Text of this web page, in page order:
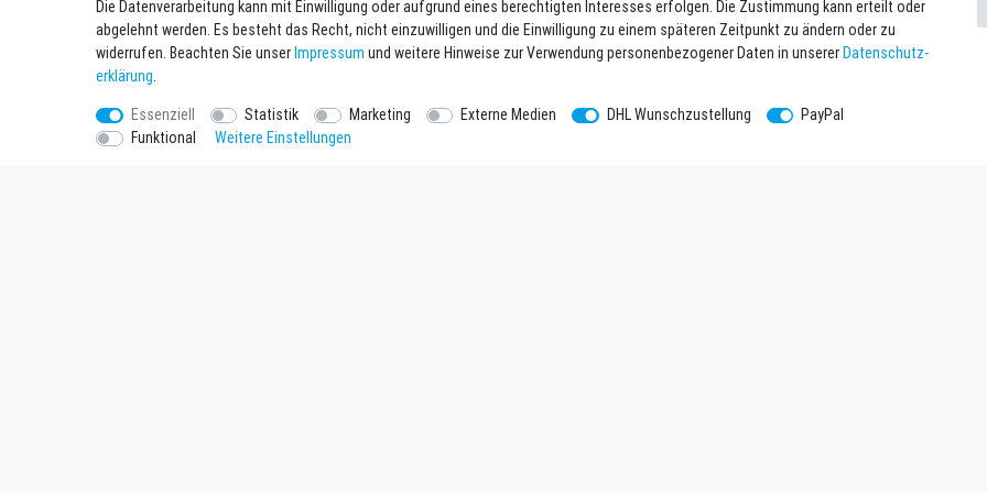
ab 176,00 € *
*inkl. ges. MwSt.zzgl. Versandkosten
Die Datenverarbeitung kann mit Einwilligung oder aufgrund eines berechtigten Interesses erfolgen. Die Zustimmung kann erteilt oder
abgelehnt werden. Es besteht das Recht, nicht einzuwilligen und die Einwilligung zu einem späteren Zeitpunkt zu ändern oder zu
widerrufen. Beachten Sie unserImpressum und weitere Hinweise zur Verwendung personenbezogener Daten in unsererDaten­schutz­
erklärung.
Essenziell
Statistik Marketing Externe Medien DHL Wunschzustellung
PayPal
Funktional
Weitere Einstellungen